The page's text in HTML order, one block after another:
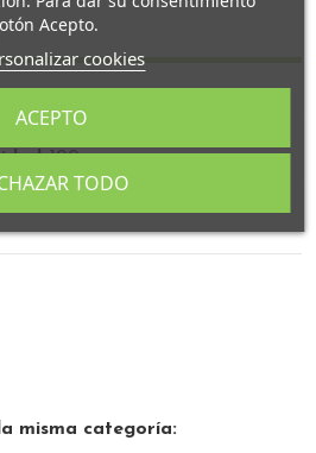
100g
misma categoría:
Acepto.
cookies
TODO
ACEPTO